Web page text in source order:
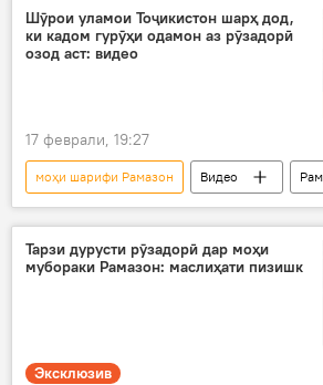
Рамазон
Шӯрои уламои Тоҷикистон шарҳ дод,
ки кадом гурӯҳи одамон аз рӯзадорӣ
озод аст: видео
17 феврали, 19:27
моҳи шарифи Рамазон Видео
Дин ва оин
Ислом
Шӯрои уламои ҶТ
Тарзи дурусти рӯзадорӣ дар моҳи
мубораки Рамазон: маслиҳати пизишк
Эксклюзив